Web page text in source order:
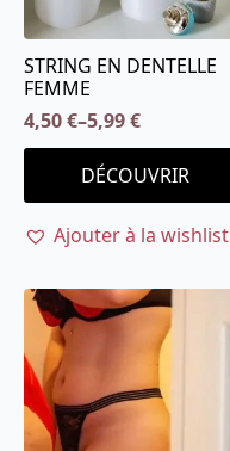
STRING EN DENTELLE
FEMME
4,50€–5,99€
DÉCOUVRIR
Ce
produit
a
plusieurs
Les
options
peuvent
être
choisies
sur
Ajouter à la wishlist